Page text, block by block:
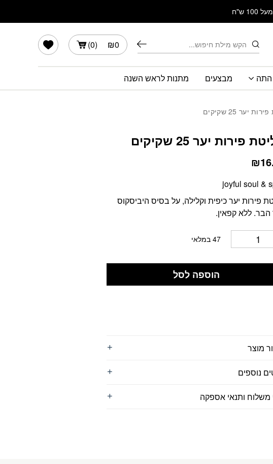
ש"ח
חיפוש ₪0
(
0
)
התה מבצעים מתנות לראש השנה
יער 25 שקיקים
פירות יער 25 שקיקים
₪
joyful soul &
פירות יער כיפית וקלילה, על בסיס היביסקוס
הבר. ללא קפאין.
47 במלאי
הוספה לסל
מוצר
נוספים
משלוח ותנאי אספקה